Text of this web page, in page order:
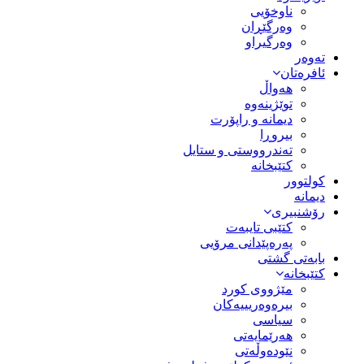
ناوخۆیی
وەرگێڕان
وەرگیراو
تەوەر
ئافرەتان
هەواڵ
توێژینەوە
دیمانە و راپۆرت
بیروڕا
تەندرووستی و ستایل
کتێبخانە
کولتوور
دیمانە
رۆشنبیری
کتێبی تایبەت
پەرەپێدانی مرۆیی
بابەتی گشتی
کتێبخانە
مێژووى کورد
بیرەوەریییەکان
سیاسى
هەرێمایەتی
نێودەوڵەتی